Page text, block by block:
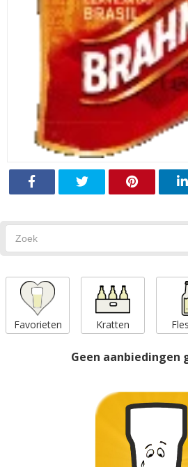
Favorieten Kratten
Geen aanbiedingen